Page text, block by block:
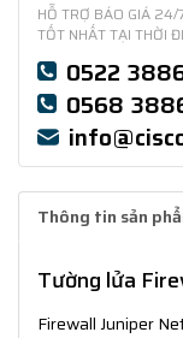
HỖ TRỢ BÁO GIÁ 24/
TỐT NHẤT TẠI THỜI
0522
0568
Thông tin sản
Tường lửa
Firewall Juniper